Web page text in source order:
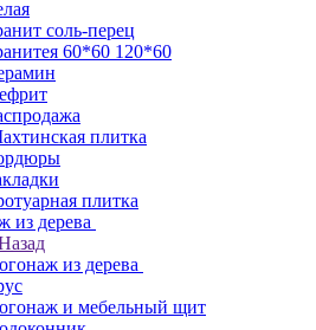
соль-перец
60*60 120*60
плитка
плитка
из дерева
из дерева
и мебельный щит